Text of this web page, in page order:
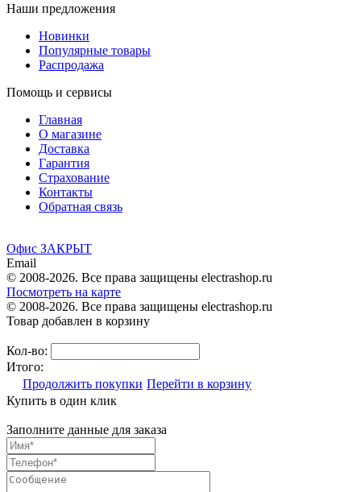
Наши предложения
Новинки
Популярные товары
Распродажа
Помощь и сервисы
Главная
О магазине
Доставка
Гарантия
Страхование
Контакты
Обратная связь
Офис ЗАКРЫТ
Email
© 2008-2026. Все права защищены electrashop.ru
Посмотреть на карте
© 2008-2026. Все права защищены electrashop.ru
Товар добавлен в корзину
Кол-во:
Итого:
Продолжить покупки Перейти в корзину
Купить в один клик
Заполните данные для заказа